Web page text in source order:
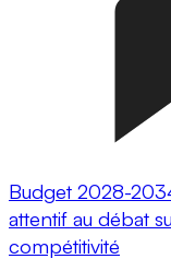
Budget 2028-
attentif au débat
compétitivité